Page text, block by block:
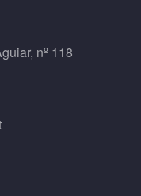
nº 118